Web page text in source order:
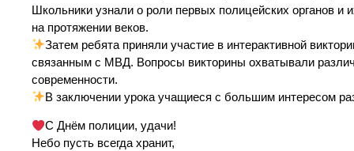
Школьники узнали о роли первых полицейских органов и
на протяжении веков.
Затем ребята приняли участие в интерактивной
связанным с МВД. Вопросы викторины охватывали
современности.
В заключении урока учащиеся с большим интересом
С Днём полиции, удачи!
Небо пусть всегда хранит,